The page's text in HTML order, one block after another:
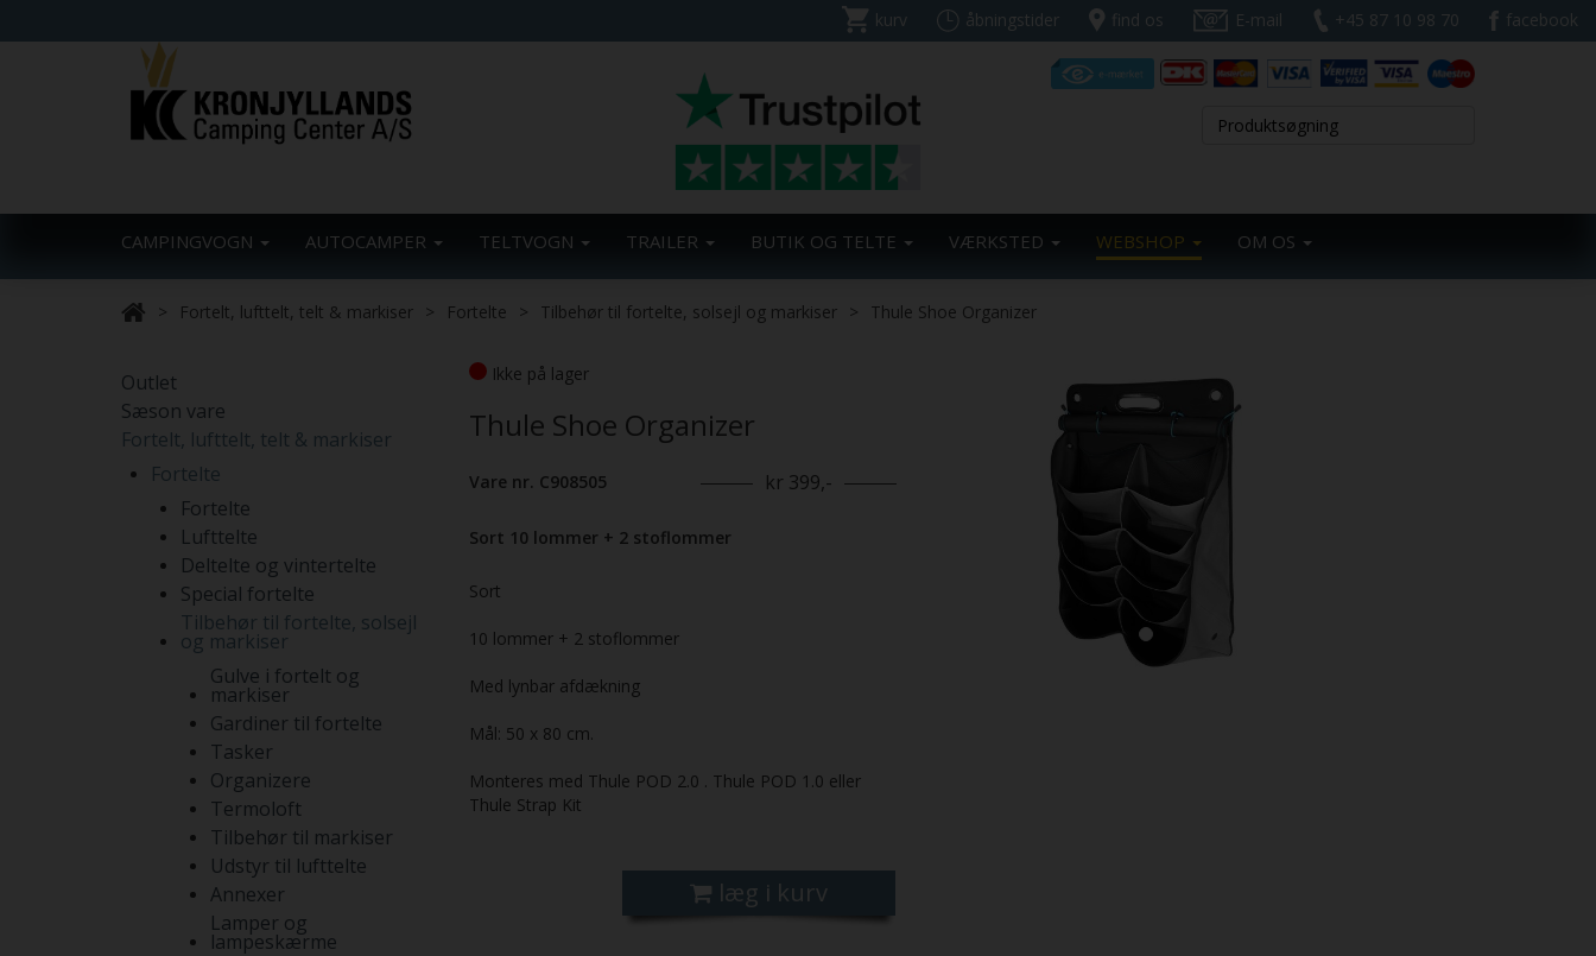
kurv åbningstider find os E-mail +45 87 10 98 70 facebook
CAMPINGVOGN AUTOCAMPER TELTVOGN TRAILER BUTIK OG TELTE VÆRKSTED WEBSHOP OM OS
Fortelt, lufttelt, telt & markiser Fortelte Tilbehør til fortelte, solsejl og markiser Thule Shoe Organizer
Outlet
Sæson vare
Fortelt, lufttelt, telt & markiser
Fortelte
Fortelte
Lufttelte
Deltelte og vintertelte
Special fortelte
Tilbehør til fortelte, solsejl
og markiser
Gulve i fortelt og
markiser
Gardiner til fortelte
Tasker
Organizere
Termoloft
Tilbehør til markiser
Udstyr til lufttelte
Annexer
Lamper og
lampeskærme
Ikke på lager
Thule Shoe Organizer
Vare nr. C908505 kr 399,-
Sort 10 lommer + 2 stoflommer
Sort
10 lommer + 2 stoflommer
Med lynbar afdækning
Mål: 50 x 80 cm.
Monteres med Thule POD 2.0 . Thule POD 1.0 eller
Thule Strap Kit
læg i kurv